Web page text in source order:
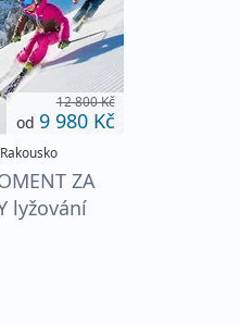
12 800 Kč
od 9 980 Kč
ZA
lyžování